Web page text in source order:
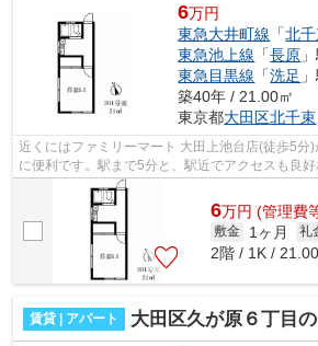
6万円
東急大井町線 「北
東急池上線 「長原
東急目黒線 「洗足
築40年 / 21.00㎡
東京都大田区北千束
近くにはファミリーマート 大田上池台店(徒歩5分
に便利です。駅まで5分と、駅近でアクセスも良
カードで初期費用がお支払いいただけ...
6万円 (管理費
敷金 1ヶ月 礼
2階 / 1K /
賃貸 | アパート 大田区久が原６丁目